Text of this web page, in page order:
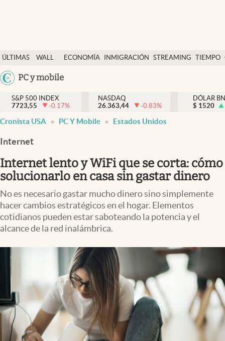
ÚLTIMAS
NOTICIAS
WALL
DÓLAR
ECONOMÍA INMIGRACIÓN STREAMING TIEMPO
México
PC y mobile
Finanzas y economía
Wall Street y dólar
Inmigración
Espiritual
Streaming
Lifestyle
S&P 500 INDEX
7723,55
-0.17%
NASDAQ
26.363,44
-0.83%
DÓLAR
$ 1520
Cronista USA PC Y Mobile Estados Unidos
Internet
Internet lento y WiFi que se corta: cómo
solucionarlo en casa sin gastar dinero
No es necesario gastar mucho dinero sino simplemente
hacer cambios estratégicos en el hogar. Elementos
cotidianos pueden estar saboteando la potencia y el
alcance de la red inalámbrica.